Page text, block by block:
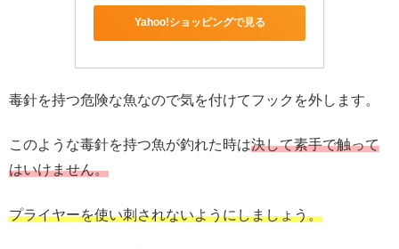
Yahoo!ショッピングで見る
毒針を持つ危険な魚なので気を付けてフックを外します。
このような毒針を持つ魚が釣れた時は決して素手で触って
はいけません。
プライヤーを使い刺されないようにしましょう。